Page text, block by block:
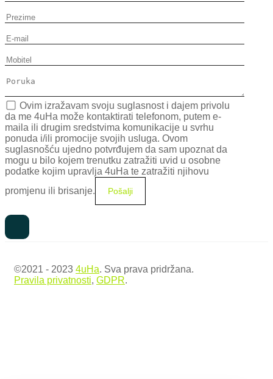
Ovim izražavam svoju suglasnost i dajem privolu
da me 4uHa može kontaktirati telefonom, putem e-
maila ili drugim sredstvima komunikacije u svrhu
ponuda i/ili promocije svojih usluga. Ovom
suglasnošću ujedno potvrđujem da sam upoznat da
mogu u bilo kojem trenutku zatražiti uvid u osobne
podatke kojim upravlja 4uHa te zatražiti njihovu
promjenu ili brisanje.
©2021 - 2023 4uHa. Sva prava pridržana.
Pravila privatnosti, GDPR.